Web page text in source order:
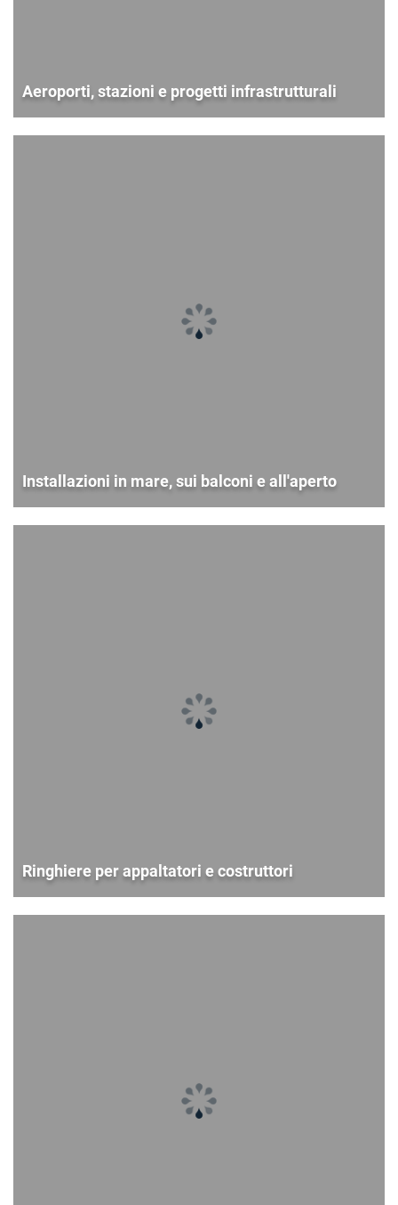
Aeroporti, stazioni e progetti infrastrutturali
Installazioni in mare, sui balconi e all'aperto
Ringhiere per appaltatori e costruttori